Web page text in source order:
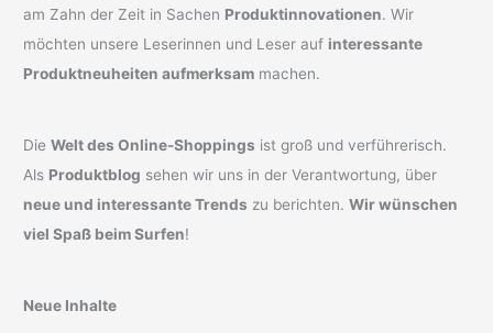
am Zahn der Zeit in Sachen Produktinnovationen. Wir
möchten unsere Leserinnen und Leser auf interessante
Produktneuheiten aufmerksam machen.
DieWelt des Online-Shoppings ist groß und verführerisch.
Als Produktblog sehen wir uns in der Verantwortung, über
neue und interessante Trends zu berichten.Wir wünschen
viel Spaß beim Surfen!
Neue Inhalte